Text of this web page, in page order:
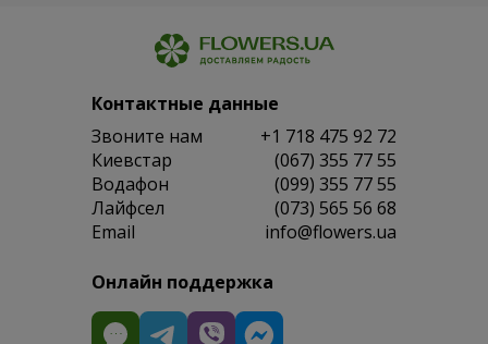
Контактные данные
Звоните нам
+1 718 475 92 72
Киевстар
(067) 355 77 55
Водафон
(099) 355 77 55
Лайфсел
(073) 565 56 68
Email
info@flowers.ua
Онлайн поддержка